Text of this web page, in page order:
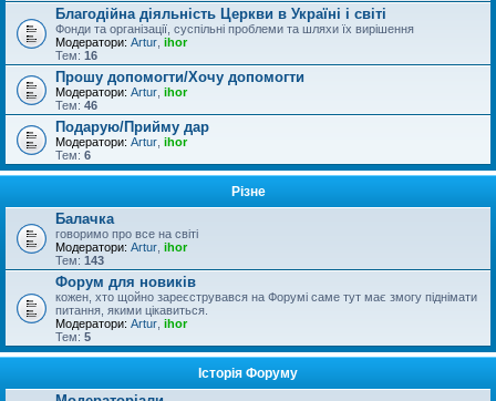
Благодійна діяльність Церкви в Україні і світі
Фонди та організації, суспільні проблеми та шляхи їх вирішення
Модератори: Artur ihor
Тем: 16
Прошу допомогти/Хочу допомогти
Модератори: Artur ihor
Тем: 46
Подарую/Прийму дар
Модератори: Artur ihor
Тем: 6
Різне
Балачка
говоримо про все на світі
Модератори: Artur ihor
Тем: 143
Форум для новиків
кожен, хто щойно зареєструвався на Форумі саме тут має змогу піднімати
питання, якими цікавиться.
Модератори: Artur ihor
Тем: 5
Історія Форуму